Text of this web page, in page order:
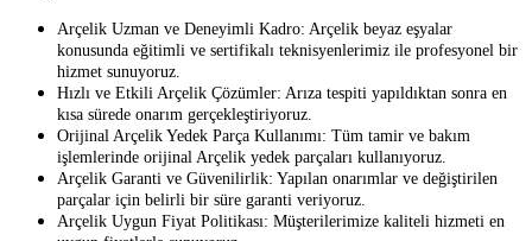
Arçelik Uzman ve Deneyimli Kadro: Arçelik beyaz eşyalar
konusunda eğitimli ve sertifikalı teknisyenlerimiz ile profesyonel bir
hizmet sunuyoruz.
Hızlı ve Etkili Arçelik Çözümler: Arıza tespiti yapıldıktan sonra en
kısa sürede onarım gerçekleştiriyoruz.
Orijinal Arçelik Yedek Parça Kullanımı: Tüm tamir ve bakım
işlemlerinde orijinal Arçelik yedek parçaları kullanıyoruz.
Arçelik Garanti ve Güvenilirlik: Yapılan onarımlar ve değiştirilen
parçalar için belirli bir süre garanti veriyoruz.
Arçelik Uygun Fiyat Politikası: Müşterilerimize kaliteli hizmeti en